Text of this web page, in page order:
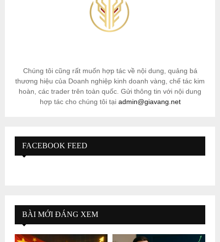
Chúng tôi cũng rất muốn hợp tác về nội dung, quảng bá
thương hiệu của Doanh nghiệp kinh doanh vàng, chế tác kim
hoàn, các trader trên toàn quốc. Gửi thông tin với nội dung
hợp tác cho chúng tôi tại admin@giavang.net
FACEBOOK FEED
BÀI MỚI ĐÁNG XEM